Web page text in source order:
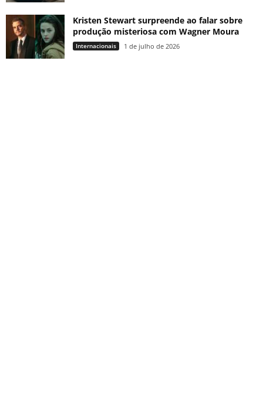
Kristen Stewart surpreende ao falar sobre
produção misteriosa com Wagner Moura
Internacionais 1 de julho de 2026